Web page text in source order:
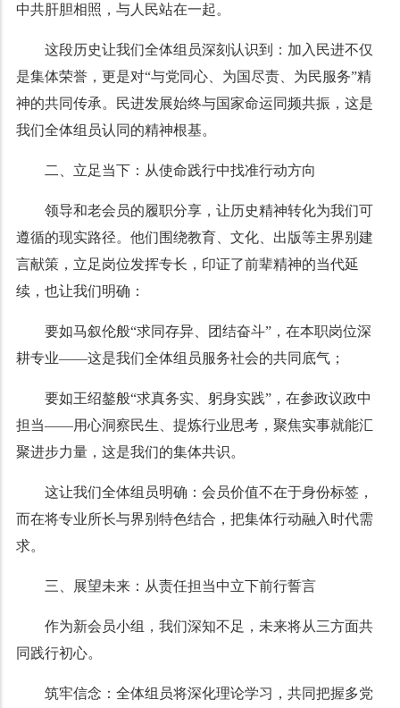
中共肝胆相照，与人民站在一起。
这段历史让我们全体组员深刻认识到：加入民进不仅
是集体荣誉，更是对“与党同心、为国尽责、为民服务”精
神的共同传承。民进发展始终与国家命运同频共振，这是
我们全体组员认同的精神根基。
二、立足当下：从使命践行中找准行动方向
领导和老会员的履职分享，让历史精神转化为我们可
遵循的现实路径。他们围绕教育、文化、出版等主界别建
言献策，立足岗位发挥专长，印证了前辈精神的当代延
续，也让我们明确：
要如马叙伦般“求同存异、团结奋斗”，在本职岗位深
耕专业——这是我们全体组员服务社会的共同底气；
要如王绍鏊般“求真务实、躬身实践”，在参政议政中
担当——用心洞察民生、提炼行业思考，聚焦实事就能汇
聚进步力量，这是我们的集体共识。
这让我们全体组员明确：会员价值不在于身份标签，
而在将专业所长与界别特色结合，把集体行动融入时代需
求。
三、展望未来：从责任担当中立下前行誓言
作为新会员小组，我们深知不足，未来将从三方面共
同践行初心。
筑牢信念：全体组员将深化理论学习，共同把握多党